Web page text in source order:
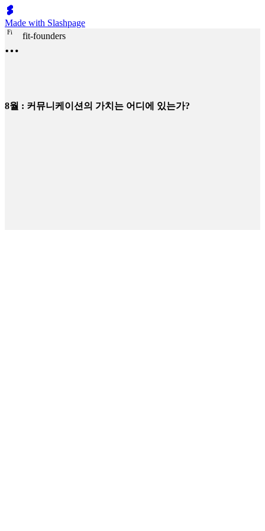
Made with Slashpage
Fi fit-founders
8월 : 커뮤니케이션의 가치는 어디에 있는가?